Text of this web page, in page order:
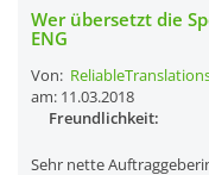
Wer übersetzt die
ENG
Von:
am: 11.03.2018
Freundlichkeit:
Sehr nette